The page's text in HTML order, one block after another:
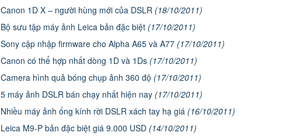
Canon 1D X – người hùng mới của DSLR (18/10/2011)
Bộ sưu tập máy ảnh Leica bản đặc biệt (17/10/2011)
Sony cập nhập firmware cho Alpha A65 và A77 (17/10/2011)
Canon có thể hợp nhất dòng 1D và 1Ds (17/10/2011)
Camera hình quả bóng chụp ảnh 360 độ (17/10/2011)
5 máy ảnh DSLR bán chạy nhất hiện nay (17/10/2011)
Nhiều máy ảnh ống kính rời DSLR xách tay hạ giá (16/10/2011)
Leica M9-P bản đặc biệt giá 9.000 USD (14/10/2011)